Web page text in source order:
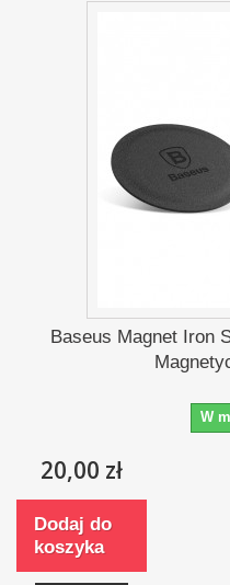
Baseus Magnet Iron
W
20,00 zł
Dodaj do
koszyka